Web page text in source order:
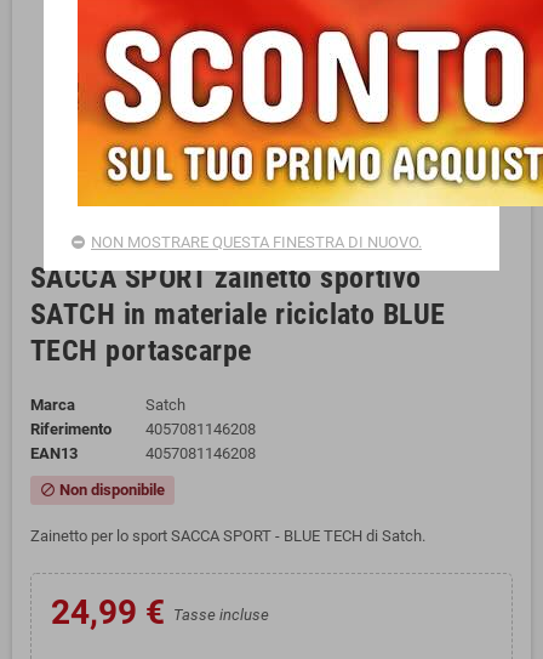
SACCA SPORT zainetto sportivo
SATCH in materiale riciclato BLUE
TECH portascarpe
Marca
Satch
Riferimento
4057081146208
EAN13
4057081146208
block Non disponibile
Zainetto per lo sport SACCA SPORT - BLUE TECH di Satch.
24,99 € Tasse incluse
NON MOSTRARE QUESTA FINESTRA DI NUOVO.